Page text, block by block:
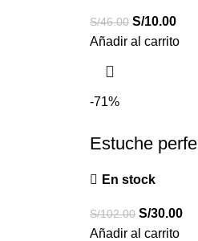
S/46.00 S/10.00
Añadir al carrito
-71%
Estuche
En stock
S/102.00 S/30.00
Añadir al carrito